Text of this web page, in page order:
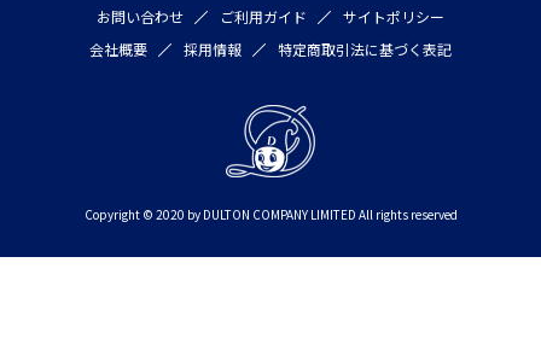
お問い合わせ ご利用ガイド
サイトポリシー
会社概要
採用情報 特定商取引法に基づく表記
Copyright © 2020 by DULTON COMPANY LIMITED All rights reserved